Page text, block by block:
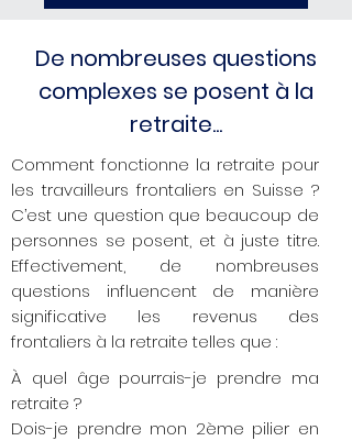
De nombreuses questions
complexes se posent à la
retraite...
Comment fonctionne la retraite pour
les travailleurs frontaliers en Suisse ?
C’est une question que beaucoup de
personnes se posent, et à juste titre.
Effectivement, de nombreuses
questions influencent de manière
significative les revenus des
frontaliers à la retraite telles que :​
À quel âge pourrais-je prendre ma
retraite ?
Dois-je prendre mon 2ème pilier en